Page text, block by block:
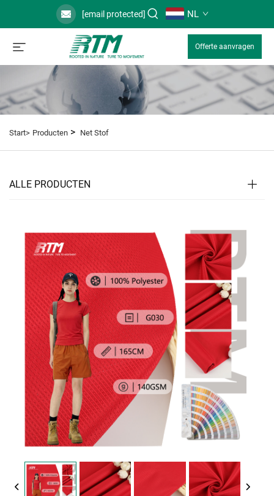
[email protected] NL
Offerte aanvragen
Start> Producten > Net Stof
ALLE PRODUCTEN